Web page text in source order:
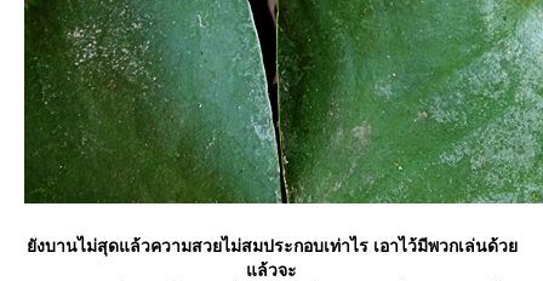
ังบานไม่สุดแล้วความสวยไม่สมประกอบเท่าไร เอาไว้มีพวกเล่นด้ว
ล้วจะ